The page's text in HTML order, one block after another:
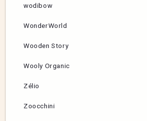
wodibow
WonderWorld
Wooden Story
Wooly Organic
Zélio
Zoocchini